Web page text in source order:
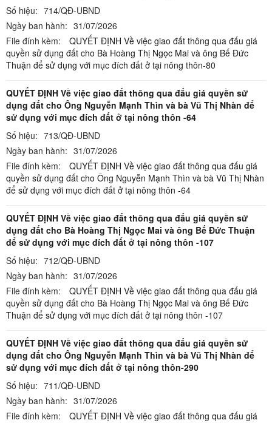
Số hiệu: 714/QĐ-UBND
Ngày ban hành: 31/07/2026
File đính kèm:
QUYẾT ĐỊNH Về việc giao đất thông qua đấu giá
quyền sử dụng đất cho Bà Hoàng Thị Ngọc Mai và ông Bế Đức
Thuận để sử dụng với mục đích đất ở tại nông thôn-80
QUYẾT ĐỊNH Về việc giao đất thông qua đấu giá quyền sử
dụng đất cho Ông Nguyễn Mạnh Thìn và bà Vũ Thị Nhàn để
sử dụng với mục đích đất ở tại nông thôn -64
Số hiệu: 713/QĐ-UBND
Ngày ban hành: 31/07/2026
File đính kèm:
QUYẾT ĐỊNH Về việc giao đất thông qua đấu giá
quyền sử dụng đất cho Ông Nguyễn Mạnh Thìn và bà Vũ Thị Nhàn
để sử dụng với mục đích đất ở tại nông thôn -64
QUYẾT ĐỊNH Về việc giao đất thông qua đấu giá quyền sử
dụng đất cho Bà Hoàng Thị Ngọc Mai và ông Bế Đức Thuận
để sử dụng với mục đích đất ở tại nông thôn -107
Số hiệu: 712/QĐ-UBND
Ngày ban hành: 31/07/2026
File đính kèm:
QUYẾT ĐỊNH Về việc giao đất thông qua đấu giá
quyền sử dụng đất cho Bà Hoàng Thị Ngọc Mai và ông Bế Đức
Thuận để sử dụng với mục đích đất ở tại nông thôn -107
QUYẾT ĐỊNH Về việc giao đất thông qua đấu giá quyền sử
dụng đất cho Ông Nguyễn Mạnh Thìn và bà Vũ Thị Nhàn để
sử dụng với mục đích đất ở tại nông thôn-290
Số hiệu: 711/QĐ-UBND
Ngày ban hành: 31/07/2026
File đính kèm:
QUYẾT ĐỊNH Về việc giao đất thông qua đấu giá